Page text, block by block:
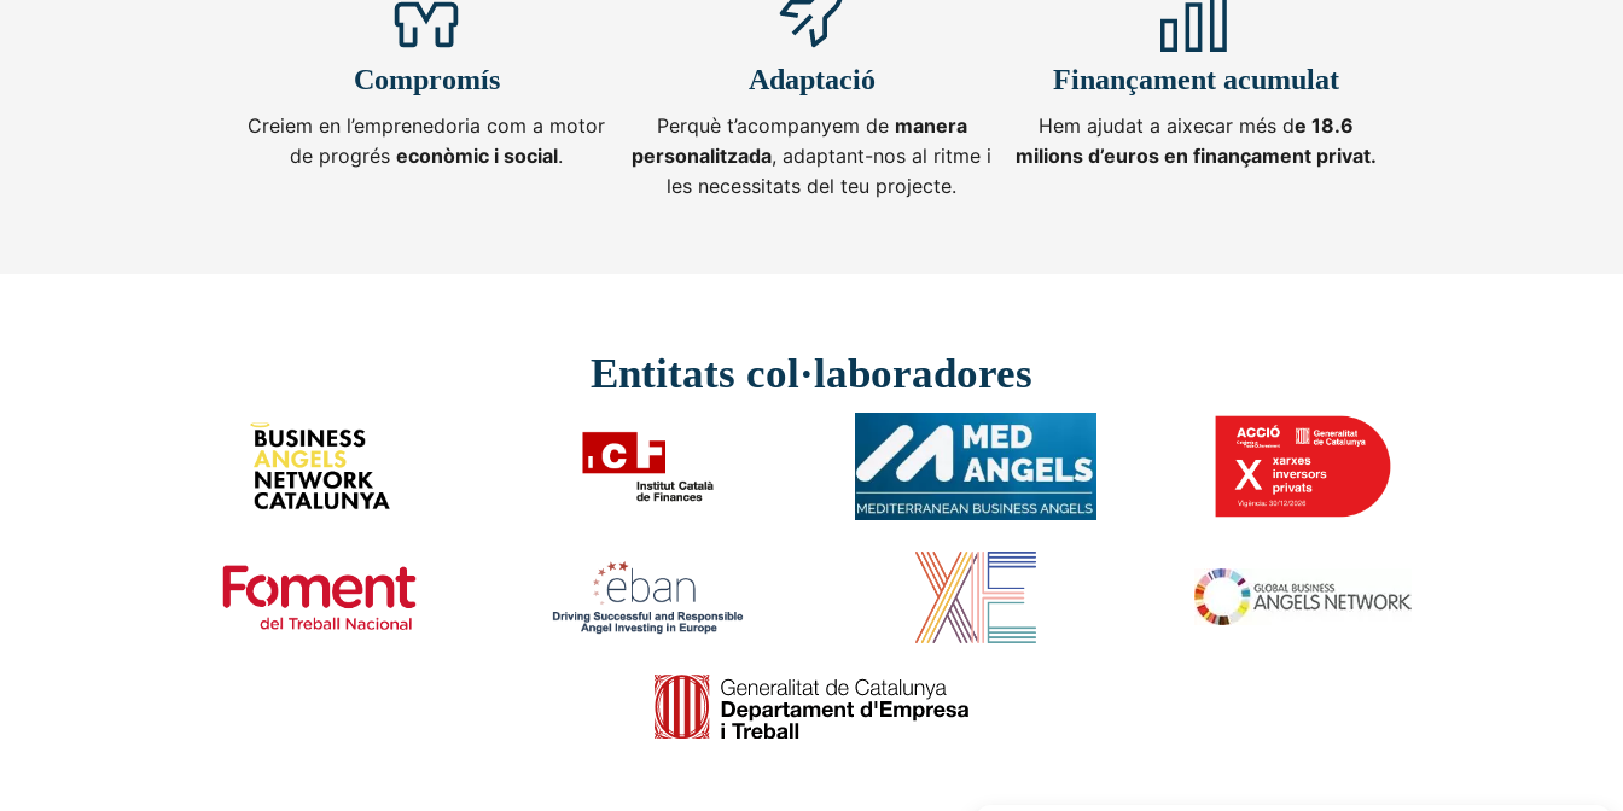
Compromís
Creiem en l’emprenedoria com a motor
de progréseconòmic i social.
Adaptació
Perquè t’acompanyem de manera
personalitzada, adaptant-nos al ritme i
les necessitats del teu projecte.
Finançament acumulat
Hem ajudat a aixecar més de 18.6
milions d’euros en finançament privat.
Entitats col·laboradores